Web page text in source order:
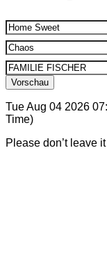
Vorschau
Tue Aug 04 2026
Time)
Please don’t leave